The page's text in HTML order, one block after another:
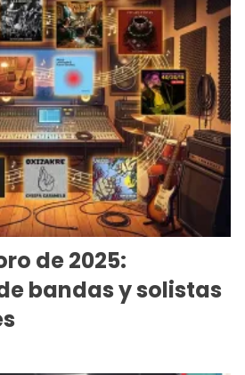
de 2025:
bandas y solistas